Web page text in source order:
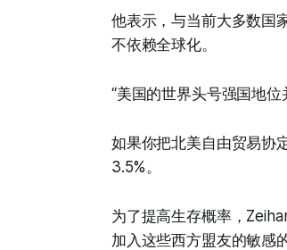
他表示，与当前大多数国
不依赖全球化。
“美国的世界头号强国地
如果你把北美自由贸易协
3.5%。
为了提高生存概率，
加入这些西方盟友的敏感